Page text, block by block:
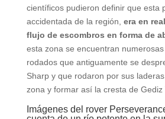
científicos pudieron definir que esta
accidentada de la región, era en
flujo de escombros en forma de
esta zona se encuentran
rodados que antiguamente se
Sharp y que rodaron por sus
zona y formar así la cresta de Gediz
Imágenes del rover